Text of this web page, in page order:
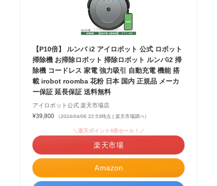
【P10倍】 ルンバ i2 アイロボット 公式 ロボット
掃除機 お掃除ロボット 掃除ロボット ルンバi2 掃
除機 コードレス 家電 強力吸引 自動充電 機能 搭
載 irobot roomba 花粉 日本 国内 正規品 メーカ
ー保証 延長保証 送料無料
アイロボット公式 楽天市場店
¥39,800
（2024/04/06 22:53時点 | 楽天市場調べ）
Amazon
＼楽天ポイント4倍セール！／
楽天市場